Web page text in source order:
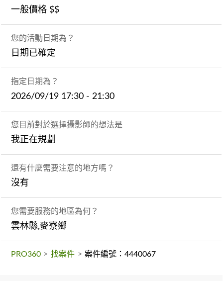
一般價格 $$
您的活動日期為？
日期已確定
指定日期為？
2026/09/19 17:30 - 21:30
您目前對於選擇攝影師的想法是
我正在規劃
還有什麼需要注意的地方嗎？
沒有
您需要服務的地區為何？
雲林縣,麥寮鄉
PRO360 > 找案件 > 案件編號：4440067